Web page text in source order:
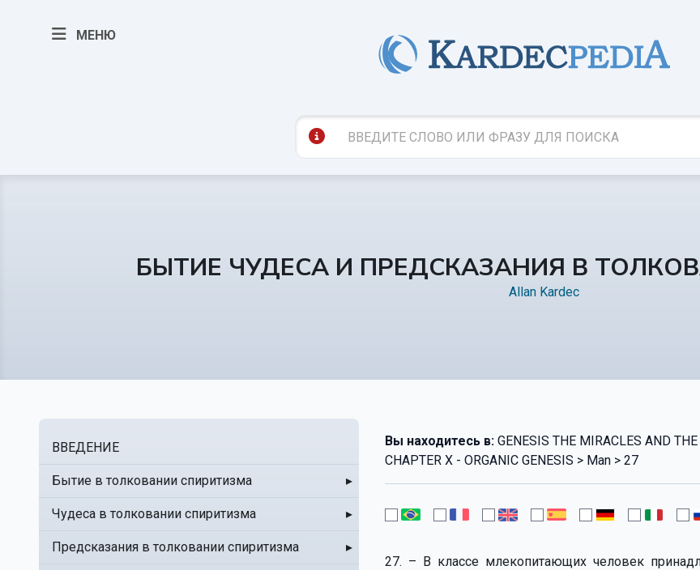
МЕНЮ
БЫТИЕ ЧУДЕСА И ПРЕДСКАЗАНИЯ В
Allan Kardec
ВВЕДЕНИЕ
Бытие в толковании спиритизма ▸
Чудеса в толковании спиритизма ▸
Предсказания в толковании спиритизма ▸
Вы находитесь в:GENESIS THE MIRACLES AND
CHAPTER X - ORGANIC GENESIS > Man > 27
27. – В классе млекопитающих человек